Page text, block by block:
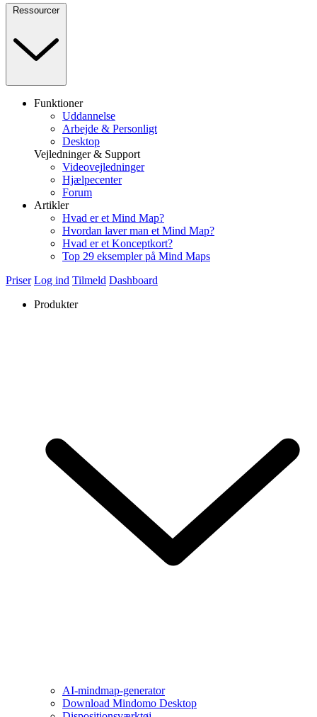
Ressourcer
Funktioner
Uddannelse
Arbejde & Personligt
Desktop
Vejledninger & Support
Videovejledninger
Hjælpecenter
Forum
Artikler
Hvad er et Mind Map?
Hvordan laver man et Mind Map?
Hvad er et Konceptkort?
Top 29 eksempler på Mind Maps
Priser Log ind Tilmeld Dashboard
Produkter
AI-mindmap-generator
Download Mindomo Desktop